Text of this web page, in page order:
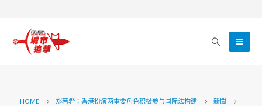
HOME 郑若骅：香港扮演两重要角色积极参与国际法构建
新聞